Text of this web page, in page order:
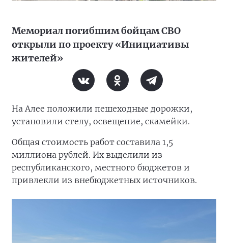
Мемориал погибшим бойцам СВО
открыли по проекту «Инициативы
жителей»
На Алее положили пешеходные дорожки,
установили стелу, освещение, скамейки.
Общая стоимость работ составила 1,5
миллиона рублей. Их выделили из
республиканского, местного бюджетов и
привлекли из внебюджетных источников.